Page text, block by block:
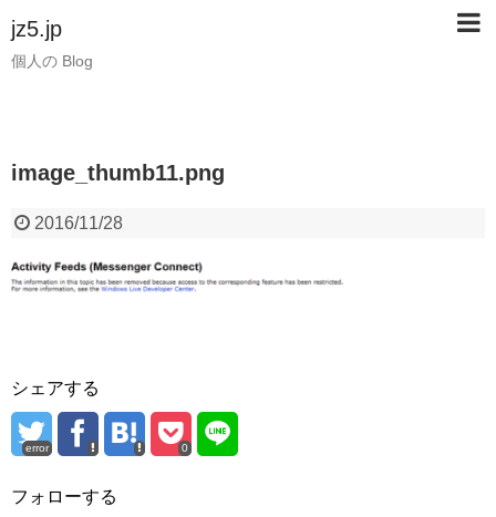
jz5.jp
個人の Blog
image_thumb11.png
2016/11/28
シェアする
error 0
フォローする